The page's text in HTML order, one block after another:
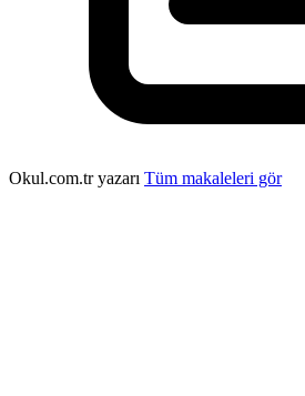
Okul.com.tr yazarı Tüm makaleleri gör